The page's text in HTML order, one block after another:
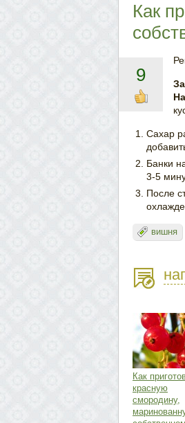
Как
9
Сахар
Банки
3-5
После
вишня
Как
красную
смородину,